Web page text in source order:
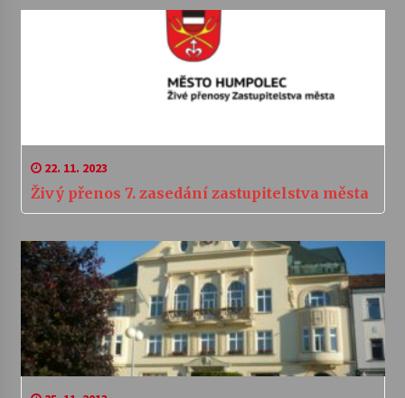
22. 11. 2023
Živý přenos 7. zasedání zastupitelstva města